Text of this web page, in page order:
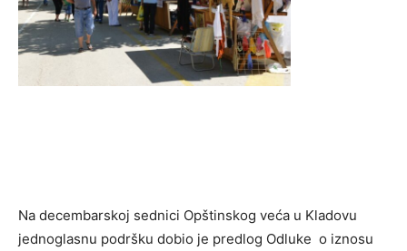
Na decembarskoj sednici Opštinskog veća u Kladovu
jednoglasnu podršku dobio je predlog Odluke o iznosu